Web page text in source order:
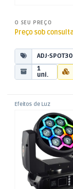
O SEU PREÇO
Preço sob
ADJ-SPOT30
1
uni.
Efeitos de Luz
Moving Heads
Som e Luz
Robot LED Moving
Aurora Wash